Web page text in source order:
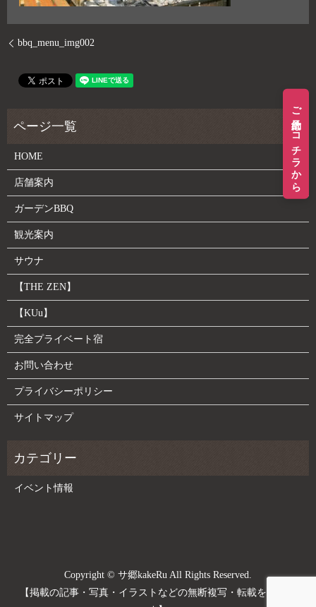
bbq_menu_img002
HOME
店舗案内
ガーデンBBQ
観光案内
サウナ
【THE ZEN】
【KUu】
完全プライベート宿
お問い合わせ
プライバシーポリシー
サイトマップ
イベント情報
Copyright © サ郷kakeRu All Rights Reserved.
【掲載の記事・写真・イラストなどの無断複写・転載を禁じま
ご予約はコチラから